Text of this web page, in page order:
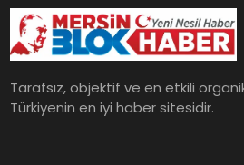
Tarafsız, objektif ve en etkili
Türkiyenin en iyi haber sitesidir.